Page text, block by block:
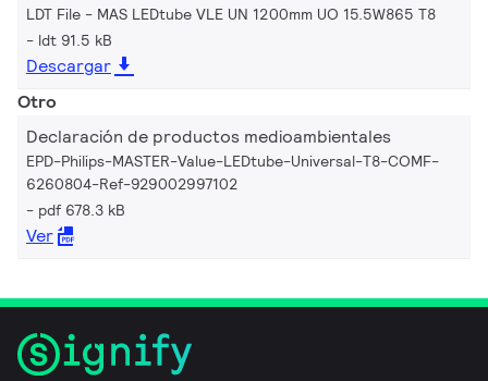
LDT File - MAS LEDtube VLE UN 1200mm UO 15.5W865 T8
ldt 91.5 kB
Descargar
Otro
Declaración de productos medioambientales
EPD-Philips-MASTER-Value-LEDtube-Universal-T8-COMF-
6260804-Ref-929002997102
pdf 678.3 kB
Ver